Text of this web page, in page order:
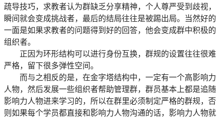
疏导技巧，求教者认为群缺乏分享精神，个人尊严受到歧视，
瞬间就会变成挑战者，最后的结局往往是被踢出局。当然好的
一面是如果求教者的问题得到好的回答，他会变成群中积极的
组织者。
正因为环形结构可以进行身份互换，群规的设置往往很难
严格，留下很多弹性空间。
而与之相反的是，在金字塔结构中，一定有一个高影响力
人物，然后发展一些组织者帮助管理群，群员基本上都是追随
影响力人物进来学习的，所以在群里必须制定严格的群规，否
则如果每个学员都直接和影响力人物沟通的话，影响力人物就